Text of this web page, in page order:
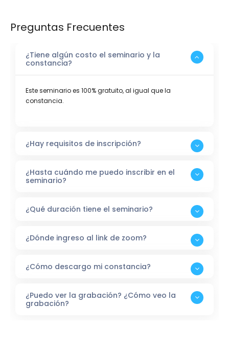
Preguntas Frecuentes
¿Tiene algún costo el seminario y la
constancia?
Este seminario es 100% gratuito, al igual que la
constancia.
¿Hay requisitos de inscripción?
¿Hasta cuándo me puedo inscribir en el
seminario?
¿Qué duración tiene el seminario?
¿Dónde ingreso al link de zoom?
¿Cómo descargo mi constancia?
¿Puedo ver la grabación? ¿Cómo veo la
grabación?